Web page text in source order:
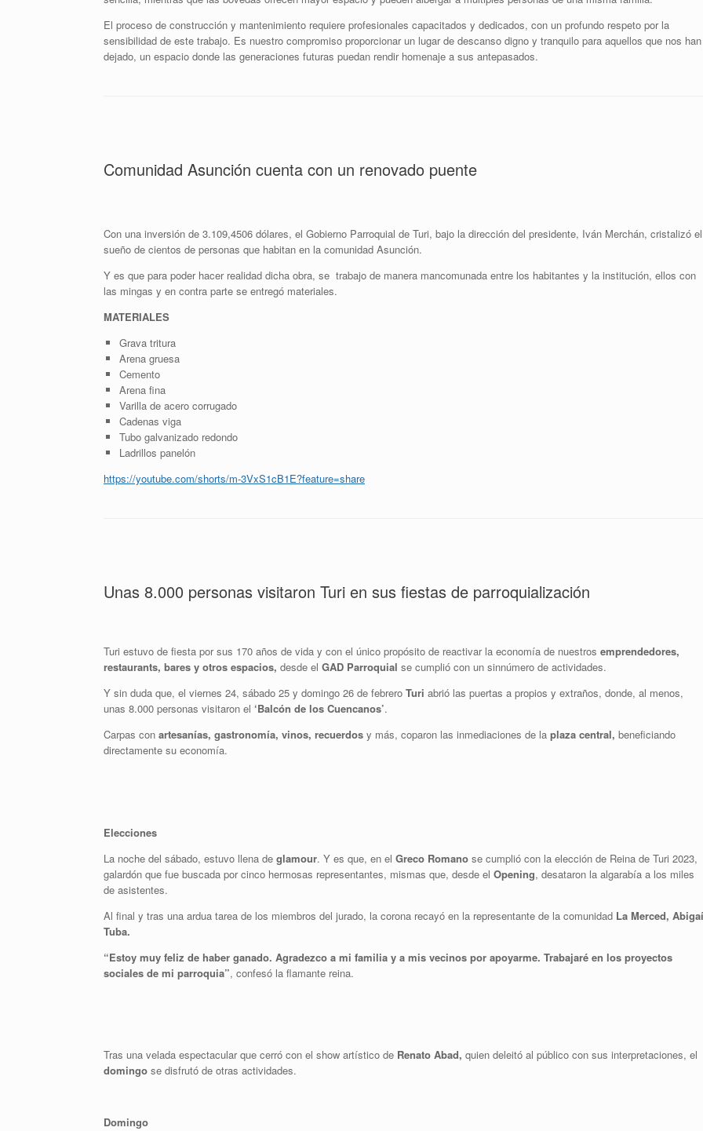
El proceso de construcción y mantenimiento requiere profesionales capacitados y dedicados, con un profundo respeto por la
sensibilidad de este trabajo. Es nuestro compromiso proporcionar un lugar de descanso digno y tranquilo para aquellos que nos han
dejado, un espacio donde las generaciones futuras puedan rendir homenaje a sus antepasados.
Comunidad Asunción cuenta con un renovado puente
Con una inversión de 3.109,4506 dólares, el Gobierno Parroquial de Turi, bajo la dirección del presidente, Iván Merchán, cristalizó el
sueño de cientos de personas que habitan en la comunidad Asunción.
Y es que para poder hacer realidad dicha obra, se trabajo de manera mancomunada entre los habitantes y la institución, ellos con
las mingas y en contra parte se entregó materiales.
MATERIALES
Grava tritura
Arena gruesa
Cemento
Arena fina
Varilla de acero corrugado
Cadenas viga
Tubo galvanizado redondo
Ladrillos panelón
https://youtube.com/shorts/m-3VxS1cB1E?feature=share
Unas 8.000 personas visitaron Turi en sus fiestas de parroquialización
Turi estuvo de fiesta por sus 170 años de vida y con el único propósito de reactivar la economía de nuestros emprendedores,
restaurants, bares y otros espacios, desde el GAD Parroquial se cumplió con un sinnúmero de actividades.
Y sin duda que, el viernes 24, sábado 25 y domingo 26 de febrero Turi abrió las puertas a propios y extraños, donde, al menos,
unas 8.000 personas visitaron el ‘Balcón de los Cuencanos’.
Carpas con artesanías, gastronomía, vinos, recuerdos y más, coparon las inmediaciones de la plaza central, beneficiando
directamente su economía.
Elecciones
La noche del sábado, estuvo llena de glamour. Y es que, en el Greco Romano se cumplió con la elección de Reina de Turi 2023,
galardón que fue buscada por cinco hermosas representantes, mismas que, desde el Opening, desataron la algarabía a los miles
de asistentes.
Al final y tras una ardua tarea de los miembros del jurado, la corona recayó en la representante de la comunidad La Merced,
Tuba.
“Estoy muy feliz de haber ganado. Agradezco a mi familia y a mis vecinos por apoyarme. Trabajaré en los proyectos
sociales de mi parroquia”, confesó la flamante reina.
Tras una velada espectacular que cerró con el show artístico de Renato Abad, quien deleitó al público con sus interpretaciones, el
domingo se disfrutó de otras actividades.
Domingo